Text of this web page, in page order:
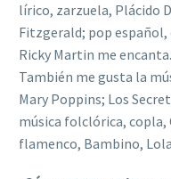
lírico, zarzuela, Plácido
Fitzgerald; pop
Ricky Martin me
También me gusta la
Mary Poppins; Los
música folclórica, copla,
flamenco, Bambino,